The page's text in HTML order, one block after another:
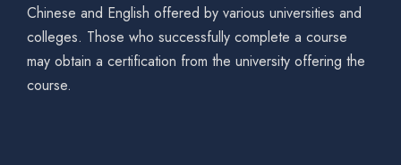
Chinese and English offered by various universities and
colleges. Those who successfully complete a course
may obtain a certification from the university offering the
course.